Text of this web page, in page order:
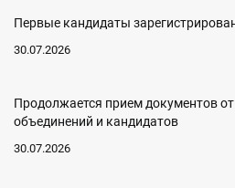
Первые кандидаты
30.07.2026
Продолжается прием документов
объединений и кандидатов
30.07.2026